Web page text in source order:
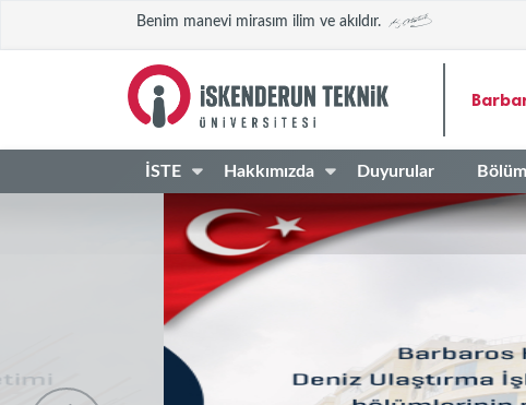
Benim manevi mirasım ilim ve akıldır.
İSTE Hakkımızda Duyurular
UZAKYOL VARDİYA